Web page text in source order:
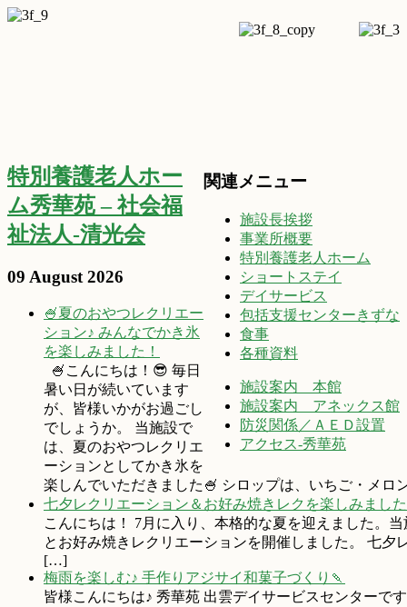
関連メニュー
施設長挨拶
事業所概要
特別養護老人ホーム
ショートステイ
デイサービス
包括支援センターきずな
食事
各種資料
施設案内 本館
施設案内 アネックス館
防災関係／ＡＥＤ設置
アクセス-秀華苑
特別養護老人ホー
ム秀華苑 – 社会福
祉法人-清光会
09 August 2026
🍧夏のおやつレクリエー
ション♪ みんなでかき氷
を楽しみました！
🍧こんにちは！😎 毎日
暑い日が続いています
が、皆様いかがお過ごし
でしょうか。 当施設で
は、夏のおやつレクリエ
ーションとしてかき氷を
楽しんでいただきました🍧 シロップは、いちご・メ
七夕レクリエーション＆お好み焼きレクを楽しみまし
こんにちは！ 7月に入り、本格的な夏を迎えました。
とお好み焼きレクリエーションを開催しました。 七
[…]
梅雨を楽しむ♪ 手作りアジサイ和菓子づくり🍡
皆様こんにちは♪ 秀華苑 出雲デイサービスセンターで